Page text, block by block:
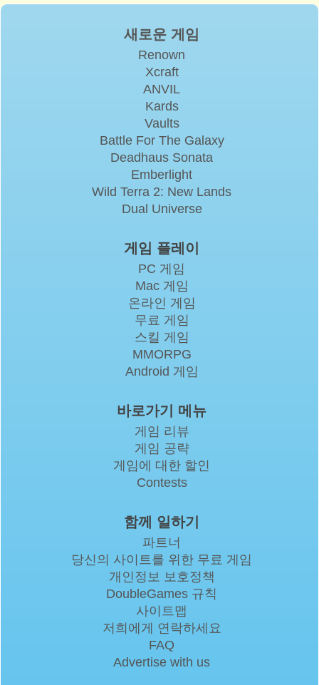
새로운 게임
Renown
Xcraft
ANVIL
Kards
Vaults
Battle For The Galaxy
Deadhaus Sonata
Emberlight
Wild Terra 2: New Lands
Dual Universe
게임 플레이
PC 게임
Mac 게임
온라인 게임
무료 게임
스킬 게임
MMORPG
Android 게임
바로가기 메뉴
게임 리뷰
게임 공략
게임에 대한 할인
Contests
함께 일하기
파트너
당신의 사이트를 위한 무료 게임
개인정보 보호정책
DoubleGames 규칙
사이트맵
저희에게 연락하세요
FAQ
Advertise with us